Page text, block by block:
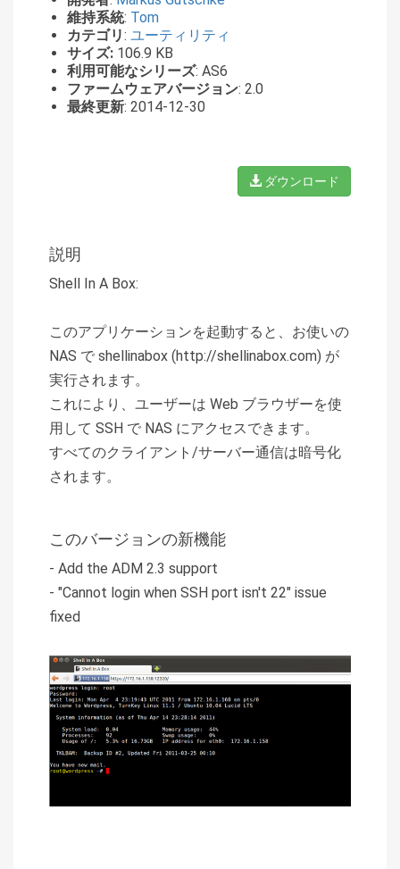
維持系統: Tom
カテゴリ: ユーティリティ
サイズ: 106.9 KB
利用可能なシリーズ: AS6
ファームウェアバージョン: 2.0
最終更新: 2014-12-30
ダウンロード
説明
Shell In A Box:
このアプリケーションを起動すると、お使いの
NAS で shellinabox (http://shellinabox.com) が
実行されます。
これにより、ユーザーは Web ブラウザーを使
用して SSH で NAS にアクセスできます。
すべてのクライアント/サーバー通信は暗号化
されます。
このバージョンの新機能
- Add the ADM 2.3 support
- "Cannot login when SSH port isn't 22" issue
fixed